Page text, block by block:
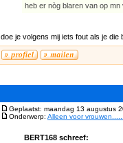
heb er nòg blaren van op
doe je volgens mij iets fout als je
Geplaatst: maandag 13 augustus
Onderwerp: Alleen voor
BERT168 schreef: